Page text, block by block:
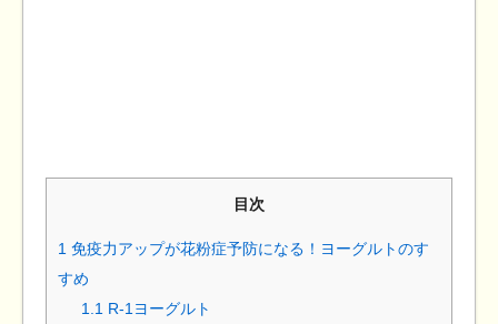
目次
1 免疫力アップが花粉症予防になる！ヨーグルトのす
すめ
1.1 R-1ヨーグルト